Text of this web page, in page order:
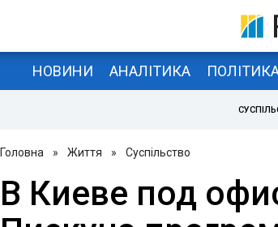
НОВИНИ АНАЛІТИКА
Головна » Життя » Суспільство
В Киеве под